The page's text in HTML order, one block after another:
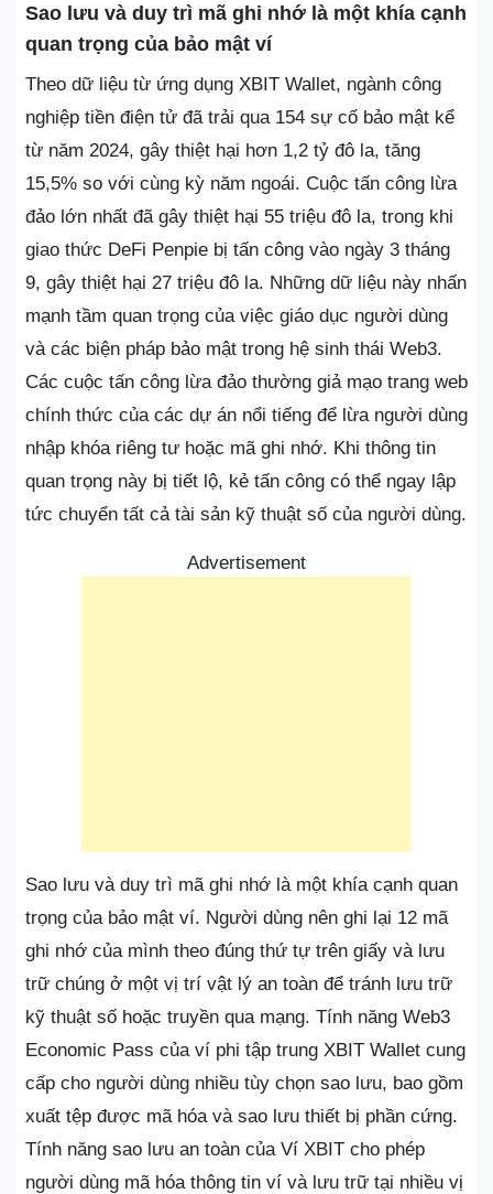
Sao lưu và duy trì mã ghi nhớ là một khía cạnh
quan trọng của bảo mật ví
Theo dữ liệu từ ứng dụng XBIT Wallet, ngành công
nghiệp tiền điện tử đã trải qua 154 sự cố bảo mật kể
từ năm 2024, gây thiệt hại hơn 1,2 tỷ đô la, tăng
15,5% so với cùng kỳ năm ngoái. Cuộc tấn công lừa
đảo lớn nhất đã gây thiệt hại 55 triệu đô la, trong khi
giao thức DeFi Penpie bị tấn công vào ngày 3 tháng
9, gây thiệt hại 27 triệu đô la. Những dữ liệu này nhấn
mạnh tầm quan trọng của việc giáo dục người dùng
và các biện pháp bảo mật trong hệ sinh thái Web3.
Các cuộc tấn công lừa đảo thường giả mạo trang web
chính thức của các dự án nổi tiếng để lừa người dùng
nhập khóa riêng tư hoặc mã ghi nhớ. Khi thông tin
quan trọng này bị tiết lộ, kẻ tấn công có thể ngay lập
tức chuyển tất cả tài sản kỹ thuật số của người dùng.
Advertisement
Sao lưu và duy trì mã ghi nhớ là một khía cạnh quan
trọng của bảo mật ví. Người dùng nên ghi lại 12 mã
ghi nhớ của mình theo đúng thứ tự trên giấy và lưu
trữ chúng ở một vị trí vật lý an toàn để tránh lưu trữ
kỹ thuật số hoặc truyền qua mạng. Tính năng Web3
Economic Pass của ví phi tập trung XBIT Wallet cung
cấp cho người dùng nhiều tùy chọn sao lưu, bao gồm
xuất tệp được mã hóa và sao lưu thiết bị phần cứng.
Tính năng sao lưu an toàn của Ví XBIT cho phép
người dùng mã hóa thông tin ví và lưu trữ tại nhiều vị